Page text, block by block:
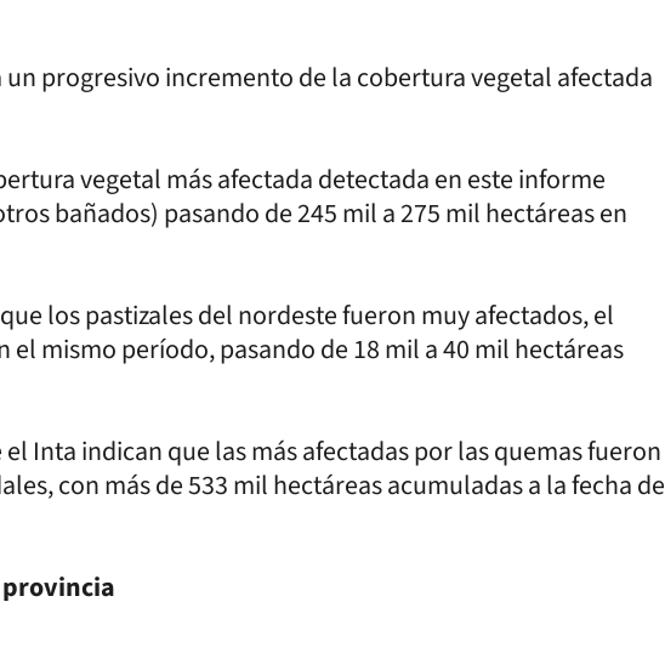
progresivo incremento de la cobertura vegetal afectada
vegetal más afectada detectada en este informe
bañados) pasando de 245 mil a 275 mil hectáreas en
los pastizales del nordeste fueron muy afectados, el
el mismo período, pasando de 18 mil a 40 mil hectáreas
Inta indican que las más afectadas por las quemas fueron
con más de 533 mil hectáreas acumuladas a la fecha de
provincia